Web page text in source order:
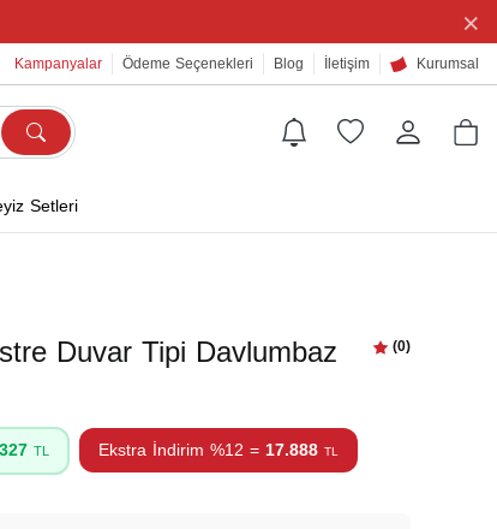
×
Kampanyalar Ödeme Seçenekleri Blog İletişim Kurumsal
Setleri
Duvar Tipi Davlumbaz (0)
TL Ekstra İndirim %12 = 17.888 TL